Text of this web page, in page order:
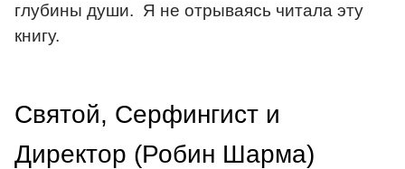
глубины души. Я не отрываясь читала эту
книгу.
Святой, Серфингист и
Директор (Робин Шарма)